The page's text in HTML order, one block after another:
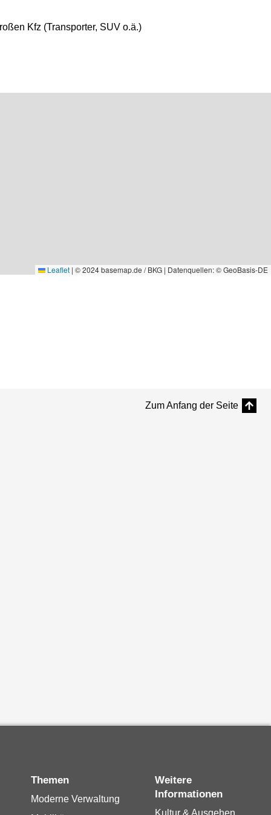
Kfz (Transporter, SUV o.ä.)
Leaflet | © 2024 basemap.de / BKG | Datenquellen: © GeoBasis-DE
Zum Anfang der Seite
Themen
Moderne Verwaltung
Weitere
Informationen
Kultur & Ausgehen